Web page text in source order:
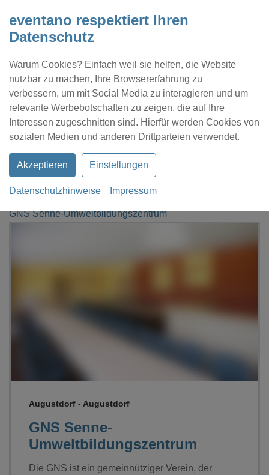
eventano respektiert Ihren
Datenschutz
Warum Cookies? Einfach weil sie helfen, die Website
nutzbar zu machen, Ihre Browsererfahrung zu
verbessern, um mit Social Media zu interagieren und um
relevante Werbebotschaften zu zeigen, die auf Ihre
Interessen zugeschnitten sind. Hierfür werden Cookies von
sozialen Medien und anderen Drittparteien verwendet.
Akzeptieren Einstellungen
Datenschutzhinweise Impressum
Kontakt Location eintragen Profil
GNS Senne-Umweltbildungszentrum
GNS Senne-
Umweltbildungszentrum
Augustdorf - Augustdorf
Die GNS ist ein gemeinnütziger Verein, der